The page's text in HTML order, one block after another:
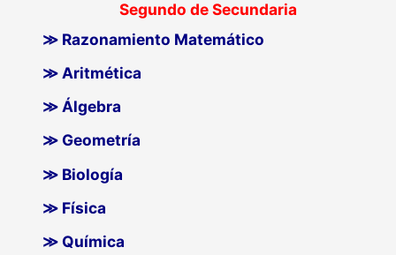
Segundo de Secundaria
≫ Razonamiento Matemático
≫ Aritmética
≫ Álgebra
≫ Geometría
≫ Biología
≫ Física
≫ Química